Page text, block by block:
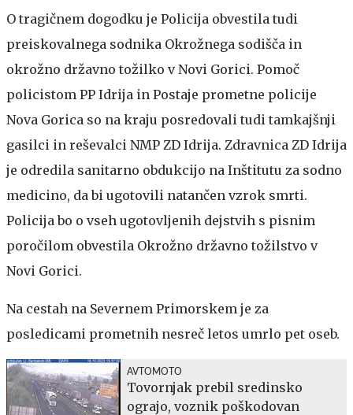
O tragičnem dogodku je Policija obvestila tudi
preiskovalnega sodnika Okrožnega sodišča in
okrožno državno tožilko v Novi Gorici. Pomoč
policistom PP Idrija in Postaje prometne policije
Nova Gorica so na kraju posredovali tudi tamkajšnji
gasilci in reševalci NMP ZD Idrija. Zdravnica ZD Idrija
je odredila sanitarno obdukcijo na Inštitutu za sodno
medicino, da bi ugotovili natančen vzrok smrti.
Policija bo o vseh ugotovljenih dejstvih s pisnim
poročilom obvestila Okrožno državno tožilstvo v
Novi Gorici.
Na cestah na Severnem Primorskem je za
posledicami prometnih nesreč letos umrlo pet oseb.
AVTOMOTO
Tovornjak prebil sredinsko
ograjo, voznik poškodovan